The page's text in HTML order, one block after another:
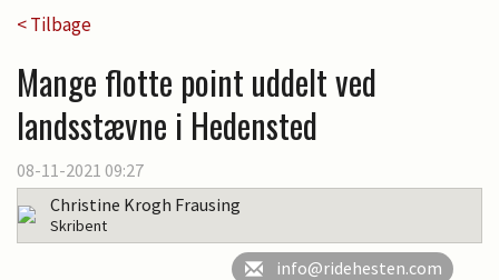
< Tilbage
Mange flotte point uddelt ved
landsstævne i Hedensted
08-11-2021 09:27
Christine Krogh Frausing
Skribent
info@ridehesten.com